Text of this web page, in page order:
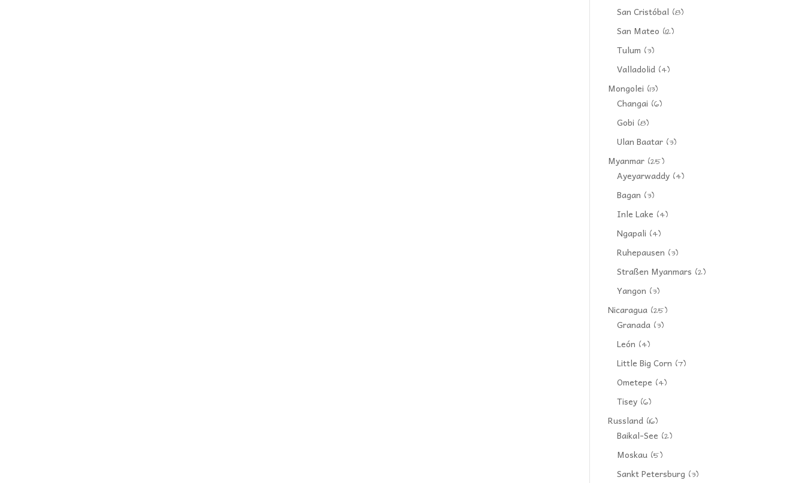
San Cristóbal (8)
San Mateo (12)
Tulum (3)
Valladolid (4)
Mongolei (13)
Changai (6)
Gobi (8)
Ulan Baatar (3)
Myanmar (25)
Ayeyarwaddy (4)
Bagan (3)
Inle Lake (4)
Ngapali (4)
Ruhepausen (3)
Straßen Myanmars (2)
Yangon (3)
Nicaragua (25)
Granada (3)
León (4)
Little Big Corn (7)
Ometepe (4)
Tisey (6)
Russland (16)
Baikal-See (2)
Moskau (5)
Sankt Petersburg (3)